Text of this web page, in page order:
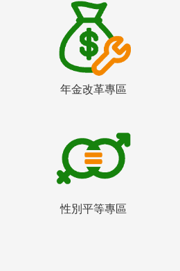
年金改革專區
性別平等專區